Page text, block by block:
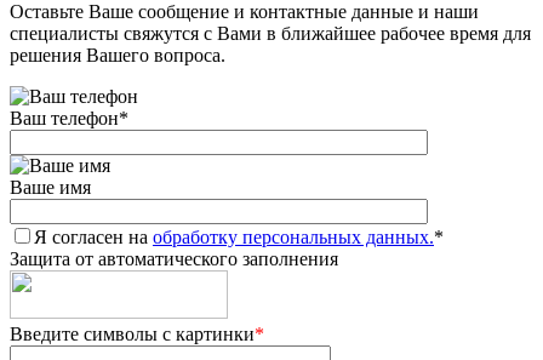
Оставьте Ваше сообщение и контактные данные и наши
специалисты свяжутся с Вами в ближайшее рабочее время для
решения Вашего вопроса.
Ваш телефон*
Ваше имя
Я согласен на обработку персональных данных.*
Защита от автоматического заполнения
Введите символы с картинки*